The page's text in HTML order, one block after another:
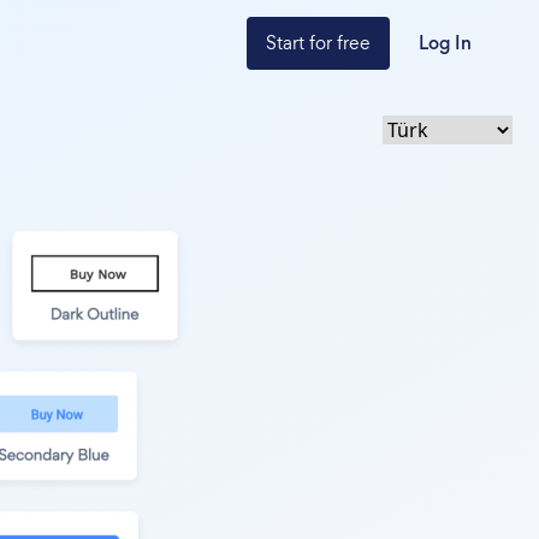
Start for free Log In